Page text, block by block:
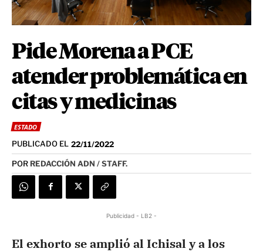
Pide Morena a PCE
atender problemática en
citas y medicinas
ESTADO
PUBLICADO EL 22/11/2022
POR REDACCIÓN ADN / STAFF.
Publicidad - LB2 -
El exhorto se amplió al Ichisal y a los